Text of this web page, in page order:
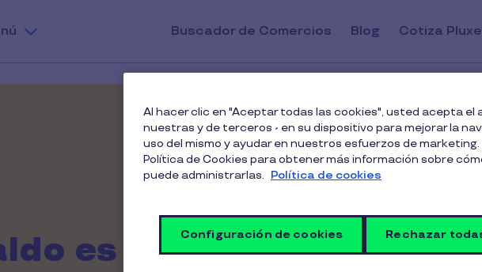
Buscador de Comercios Blog Cotiza
es
Al hacer clic en "Aceptar todas las cookies", usted acepta el
nuestras y de terceros - en su dispositivo para mejorar la
uso del mismo y ayudar en nuestros esfuerzos de
Política de Cookies para obtener más información sobre
puede administrarlas. Política de cookies
Configuración de cookies Rechazar